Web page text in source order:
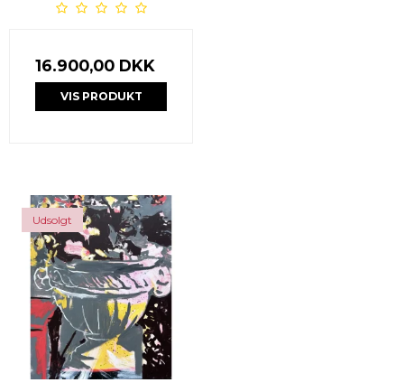
16.900,00 DKK
VIS PRODUKT
Udsolgt